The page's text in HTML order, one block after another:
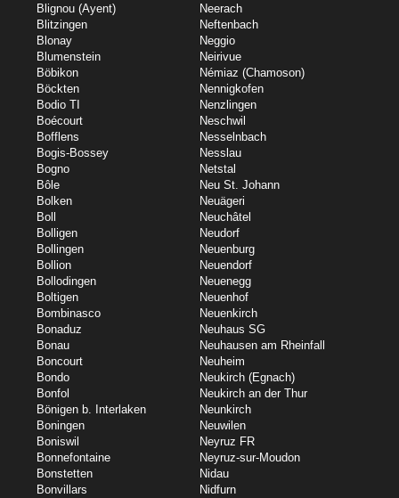
Blignou (Ayent)
Blitzingen
Blonay
Blumenstein
Böbikon
Böckten
Bodio TI
Boécourt
Bofflens
Bogis-Bossey
Bogno
Bôle
Bolken
Boll
Bolligen
Bollingen
Bollion
Bollodingen
Boltigen
Bombinasco
Bonaduz
Bonau
Boncourt
Bondo
Bonfol
Bönigen b. Interlaken
Boningen
Boniswil
Bonnefontaine
Bonstetten
Bonvillars
Neerach
Neftenbach
Neggio
Neirivue
Némiaz (Chamoson)
Nennigkofen
Nenzlingen
Neschwil
Nesselnbach
Nesslau
Netstal
Neu St. Johann
Neuägeri
Neuchâtel
Neudorf
Neuenburg
Neuendorf
Neuenegg
Neuenhof
Neuenkirch
Neuhaus SG
Neuhausen am Rheinfall
Neuheim
Neukirch (Egnach)
Neukirch an der Thur
Neunkirch
Neuwilen
Neyruz FR
Neyruz-sur-Moudon
Nidau
Nidfurn